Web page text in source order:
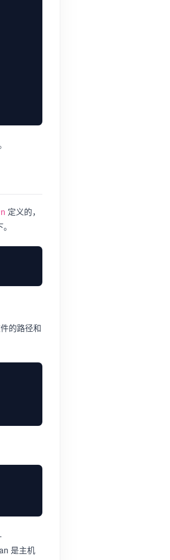
定义的，
的路径和
是主机